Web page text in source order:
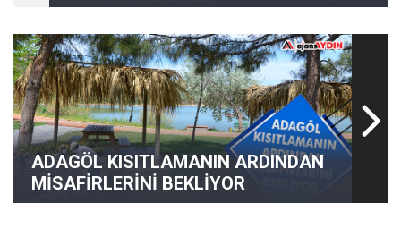
ADAGÖL KISITLAMANIN ARDINDAN
MİSAFİRLERİNİ BEKLİYOR